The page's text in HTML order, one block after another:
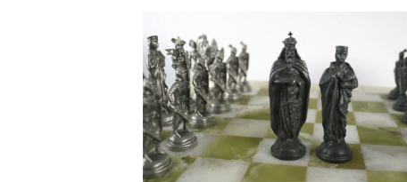
Doporučujeme